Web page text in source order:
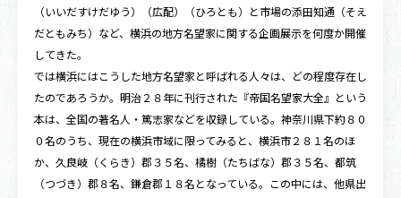
（いいだすけだゆう）（広配）（ひろとも）と市場の添田知通（そえ
だともみち）など、横浜の地方名望家に関する企画展示を何度か開催
してきた。
では横浜にはこうした地方名望家と呼ばれる人々は、どの程度存在し
たのであろうか。明治２８年に刊行された『帝国名望家大全』という
本は、全国の著名人・篤志家などを収録している。神奈川県下約８０
０名のうち、現在の横浜市域に限ってみると、横浜市２８１名のほ
か、久良岐（くらき）郡３５名、橘樹（たちばな）郡３５名、都筑
（つづき）郡８名、鎌倉郡１８名となっている。この中には、他県出